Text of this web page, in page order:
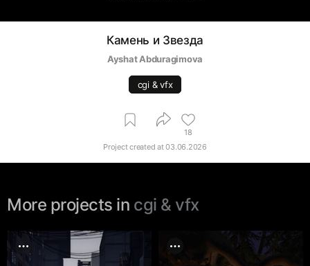
Камень и Звезда
Ayshat Abduragimova
cgi & vfx
18
Project created at03.06.2026
More projects in cgi & vfx